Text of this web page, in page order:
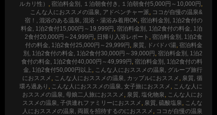
ルカリ性） , 宿泊料金別, １泊朝食付き, １泊朝食付5,000円～10,000円 ,
こんな人におススメの温泉, アドベンチャー派, ココが自慢の温泉&
宿！, 混浴のある温泉, 混浴・湯浴み着用OK, 宿泊料金別, 1泊2食付の
料金, 1泊2食付15,000円～19,999円 , 宿泊料金別, 1泊2食付の料金, 1泊
2食付20,000円～24,999円 , 日帰り入浴レポート , 宿泊料金別, 1泊2食
付の料金, 1泊2食付25,000円～29,999円 , 泉質, ドバドバ湯, 宿泊料金
別, 1泊2食付の料金, 1泊2食付30,000円～39,000円 , 宿泊料金別, 1泊2
食付の料金, 1泊2食付40,000円～49,999円 , 宿泊料金別, 1泊2食付の料
金, 1泊2食付50,000円以上, こんな人におススメの温泉, グループ旅行
におススメ , こんな人におススメの温泉, カップルにおススメ , 泉質, 循
環ろ過あり , こんな人におススメの温泉, 女子旅におススメ , こんな人に
おススメの温泉, 母娘二人旅におススメ , 泉質, 塩化物泉, こんな人にお
ススメの温泉, 子供連れファミリーにおススメ , 泉質, 硫酸塩泉, こんな
人におススメの温泉, 両親を招待するのにおススメ , ココが自慢の温泉